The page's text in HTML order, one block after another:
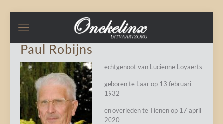
Paul Robijns
echtgenoot van Lucienne Loyaerts
geboren te Laar op 13 februari
1932
en overleden te Tienen op 17 april
2020